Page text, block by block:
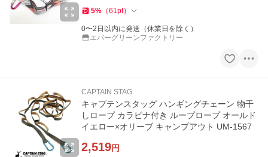
5% （61pt）
0〜2日以内に発送（休業日を除く）
エバーグリーンファクトリー
CAPTAIN STAG
キャプテンスタッグ ハンギングチェーン 物干
しロープ カラビナ付き ループロープ オールド
イエロー×オリーブ キャンプアウト UM-1567
2,519円